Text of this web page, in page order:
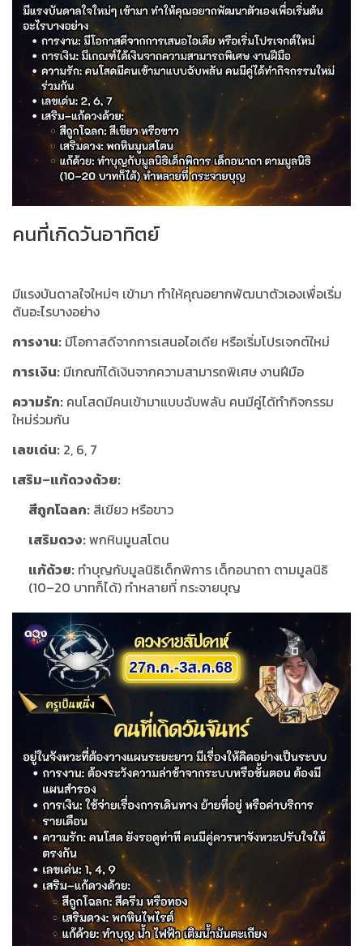
คนที่เกิดวันอาทิตย์
มีแรงบันดาลใจใหม่ๆ เข้ามา ทำให้คุณอยากพัฒนาตัวเองเพื่อเริ่ม
ต้นอะไรบางอย่าง
การงาน: มีโอกาสดีจากการเสนอไอเดีย หรือเริ่มโปรเจกต์ใหม่
การเงิน: มีเกณฑ์ได้เงินจากความสามารถพิเศษ งานฝีมือ
ความรัก: คนโสดมีคนเข้ามาแบบฉับพลัน คนมีคู่ได้ทำกิจกรรม
ใหม่ร่วมกัน
เลขเด่น: 2, 6, 7
เสริม–แก้ดวงด้วย:
สีถูกโฉลก: สีเขียว หรือขาว
เสริมดวง:พกหินมูนสโตน
แก้ด้วย: ทำบุญกับมูลนิธิเด็กพิการ เด็กอนาถา ตามมูลนิธิ
(10–20 บาทก็ได้) ทำหลายที่ กระจายบุญ